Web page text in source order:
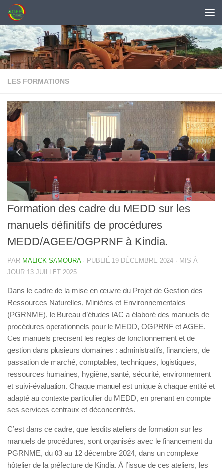
Skip to content
LES FORMATIONS
Formation des cadre du MEDD sur les
manuels définitifs de procédures
MEDD/AGEE/OGPRNF à Kindia.
PAR MALICK SAMOURA · PUBLIÉ 19 DÉCEMBRE 2024 · MIS À
JOUR 13 JUILLET 2025
Dans le cadre de la mise en œuvre du Projet de Gestion des
Ressources Naturelles, Minières et Environnementales
(PGRNME), le Bureau d’études IAC a élaboré des manuels de
procédures opérationnels pour le MEDD, OGPRNF et AGEE.
Ces manuels précisent les règles de fonctionnement et de
gestion dans plusieurs domaines : administratifs, financiers, de
passation de marché, comptables, techniques, logistiques,
ressources humaines, hygiène, santé, sécurité, environnement
et suivi-évaluation. Chaque manuel est unique à chaque entité et
adapté au contexte particulier du MEDD, en prenant en compte
ses services centraux et déconcentrés.
C’est dans ce cadre, que lesdits ateliers de formation sur les
manuels de procédures, sont organisés avec le financement du
PGRNME, du 03 au 12 décembre 2024, dans un complexe
hôtelier de la préfecture de Kindia. À l’issue de ces ateliers, les